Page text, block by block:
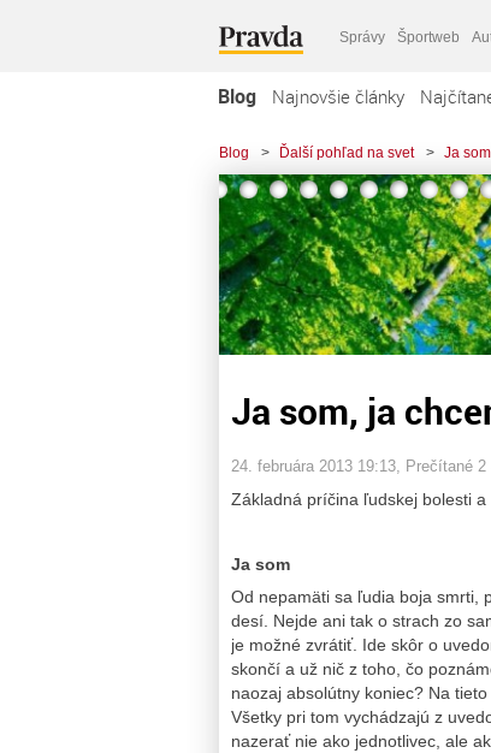
Správy Športweb
Blog Najnovšie články
Blog > Ďalší pohľad na svet > Ja
Ja som, ja
24. februára 2013 19:13 , Prečítané 2
Základná príčina ľudskej bolesti a
Ja som
Od nepamäti sa ľudia boja smrti,
desí. Nejde ani tak o strach zo
je možné zvrátiť. Ide skôr o
skončí a už nič z toho, čo
naozaj absolútny koniec? Na
Všetky pri tom vychádzajú z
nazerať nie ako jednotlivec, ale